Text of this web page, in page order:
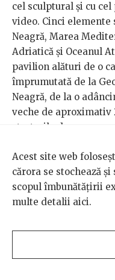
cel sculptural și cu
video. Cinci
Neagră, Marea
Adriatică și Oceanul
pavilion alături de o
împrumutată de la
Neagră, de la o
veche de aproximativ
straturile depuse
geologice, climatice
regiunea în timp.
Acest site web
cărora se stochează
scopul îmbunătățirii
multe detalii aici.